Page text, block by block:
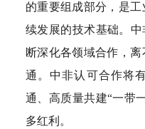
的重要组成部分，是
续发展的技术基础。
断深化各领域合作，
通。中非认可合作将
通、高质量共建“一带
多红利。